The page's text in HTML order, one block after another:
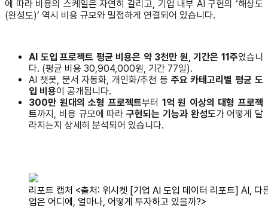
에 따라 비용의 스케일은 자연히 갈리고, 기업 내부 AI 구현의 ‘해상도
(완성도)’ 역시 비용 규모와 밀접하게 연결되어 있습니다.
AI 도입 프로젝트 평균 비용은 약 3천만 원, 기간은 11주였습니
다. (평균 비용 30,904,000원, 기간 77일).
AI 챗봇, 문서 자동화, 개인화/추천 등 주요 카테고리별 평균 도
입 비용이 공개됩니다.
300만 원대의 소형 프로젝트부터 1억 원 이상의 대형 프로젝
트까지, 비용 규모에 따라 구현되는 기능과 완성도가 어떻게 달
라지는지 상세히 분석되어 있습니다.
리포트 캡처 <출처: 위시켓 [기업 AI 도입 데이터 리포트] AI, 다
업은 어디에, 얼마나, 어떻게 투자하고 있을까?>